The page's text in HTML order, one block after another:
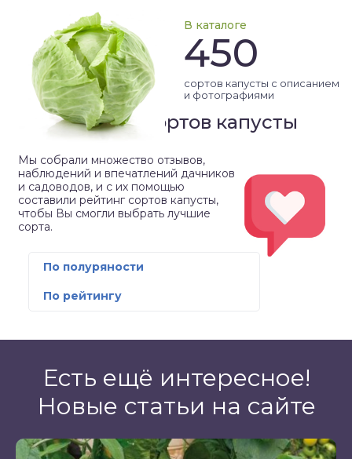
В каталоге
450
сортов капусты с описанием
и фотографиями
Рейтинг сортов капусты
Мы собрали множество отзывов,
наблюдений и впечатлений дачников
и садоводов, и с их помощью
составили рейтинг сортов капусты,
чтобы Вы смогли выбрать лучшие
сорта.
По полуряности
По рейтингу
Есть ещё интересное!
Новые статьи на сайте